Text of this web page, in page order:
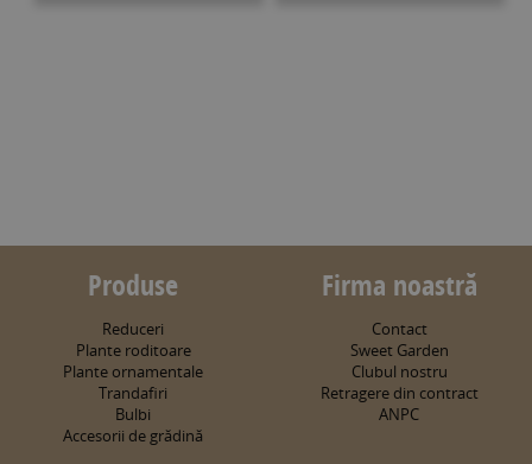
Produse
Reduceri
Plante roditoare
Plante ornamentale
Trandafiri
Bulbi
Accesorii de grădină
Firma noastră
Contact
Sweet Garden
Clubul nostru
Retragere din contract
ANPC